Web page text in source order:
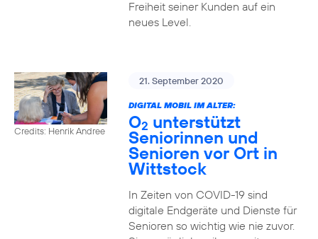
Freiheit seiner Kunden auf ein
neues Level.
Credits: Henrik Andree
21. September 2020
DIGITAL MOBIL IM ALTER:
O2 unterstützt
Seniorinnen und
Senioren vor Ort in
Wittstock
In Zeiten von COVID-19 sind
digitale Endgeräte und Dienste für
Senioren so wichtig wie nie zuvor.